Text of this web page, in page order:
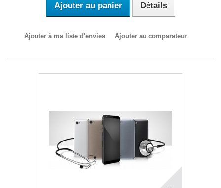
Ajouter au panier Détails
Ajouter à ma liste d'envies Ajouter au comparateur